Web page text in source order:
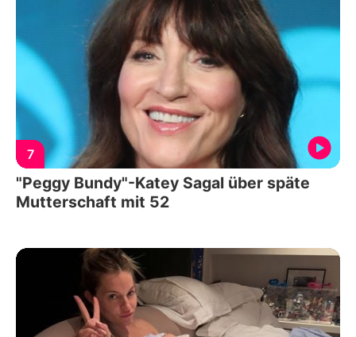
7
"Peggy Bundy"-Katey Sagal über späte
Mutterschaft mit 52